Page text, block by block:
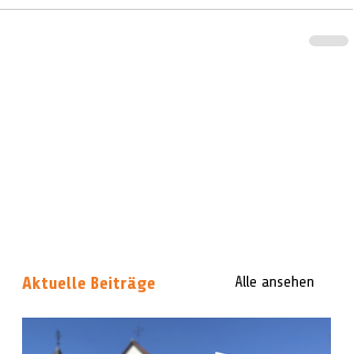
Aktuelle Beiträge Alle ansehen